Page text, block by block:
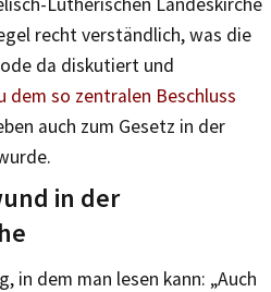
recht verständlich, was die
da diskutiert und
dem so zentralen Beschluss
auch zum Gesetz in der
in der
in dem man lesen kann: „Auch